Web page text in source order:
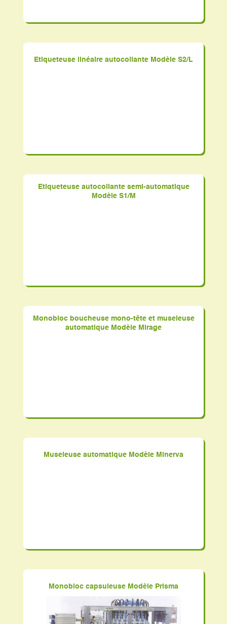
Etiqueteuse linéaire autocollante Modèle S2/L
Etiqueteuse autocollante semi-automatique
Modèle S1/M
Monobloc boucheuse mono-tête et museleuse
automatique Modèle Mirage
Museleuse automatique Modèle Minerva
Monobloc capsuleuse Modèle Prisma